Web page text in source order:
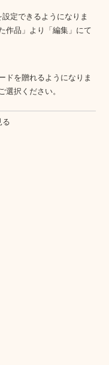
定できるようになりま
作品」より「編集」にて
ドを贈れるようになりま
択ください。